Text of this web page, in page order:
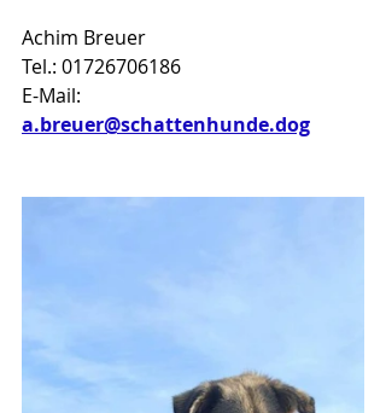
Achim Breuer
Tel.: 01726706186
E-Mail:
a.breuer@schattenhunde.dog